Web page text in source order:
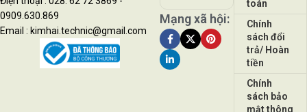
0909.630.869
Email : kimhai.technic@gmail.com
Mạng xã hội:
toán
Chính
sách đổi
trả/ Hoàn
tiền
Chính
sách bảo
mật thông